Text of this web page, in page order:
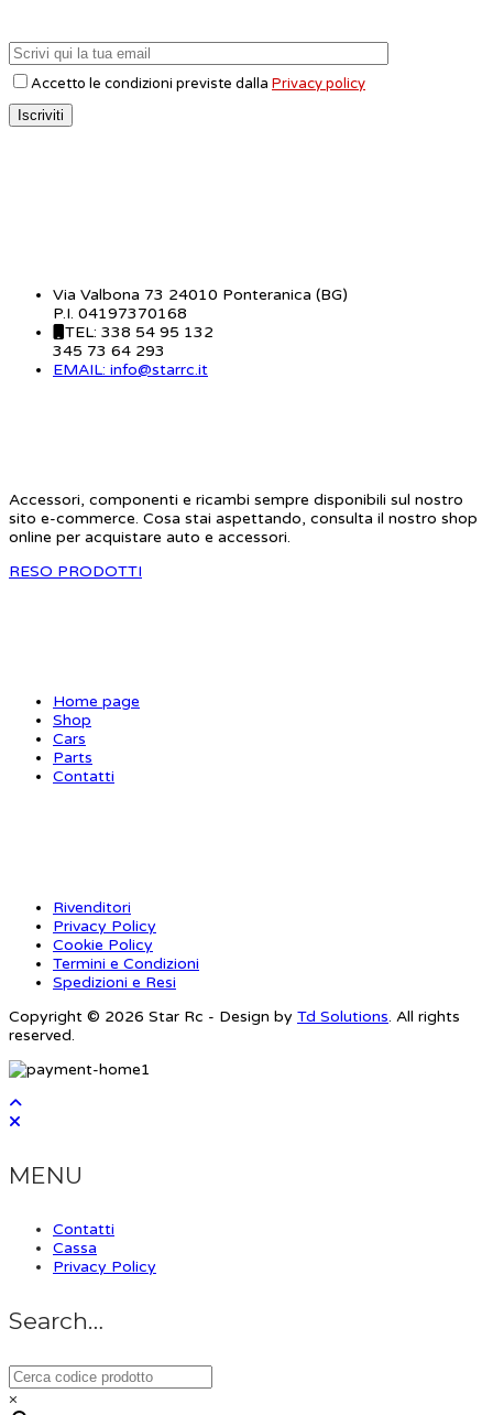
Accetto le condizioni previste dalla Privacy policy
Via Valbona 73 24010 Ponteranica (BG)
P.I. 04197370168
TEL: 338 54 95 132
345 73 64 293
EMAIL: info@starrc.it
Accessori, componenti e ricambi sempre disponibili sul nostro
sito e-commerce. Cosa stai aspettando, consulta il nostro shop
online per acquistare auto e accessori.
RESO PRODOTTI
Home page
Shop
Cars
Parts
Contatti
Rivenditori
Privacy Policy
Cookie Policy
Termini e Condizioni
Spedizioni e Resi
Copyright © 2026 Star Rc - Design by Td Solutions. All rights
reserved.
MENU
Contatti
Cassa
Privacy Policy
Search…
×